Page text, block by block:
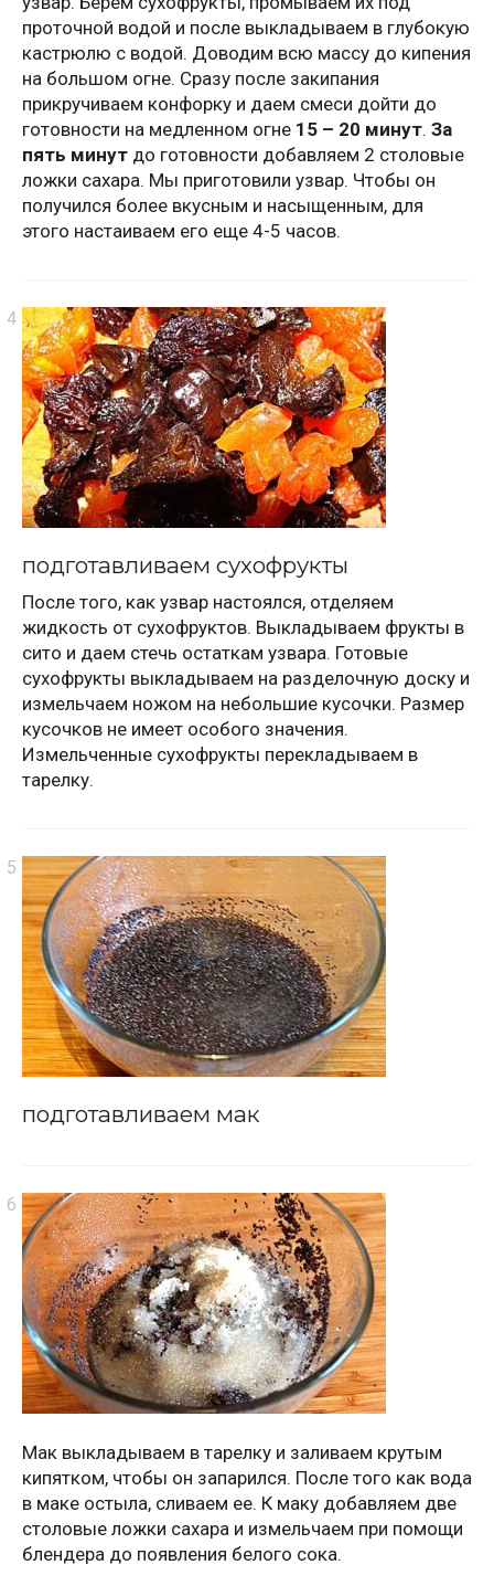
проточной водой и после выкладываем в глубокую
кастрюлю с водой. Доводим всю массу до кипения
на большом огне. Сразу после закипания
прикручиваем конфорку и даем смеси дойти до
готовности на медленном огне 15 – 20 минут. За
пять минут до готовности добавляем 2 столовые
ложки сахара. Мы приготовили узвар. Чтобы он
получился более вкусным и насыщенным, для
этого настаиваем его еще 4-5 часов.
подготавливаем сухофрукты
После того, как узвар настоялся, отделяем
жидкость от сухофруктов. Выкладываем фрукты в
сито и даем стечь остаткам узвара. Готовые
сухофрукты выкладываем на разделочную доску и
измельчаем ножом на небольшие кусочки. Размер
кусочков не имеет особого значения.
Измельченные сухофрукты перекладываем в
тарелку.
подготавливаем мак
Мак выкладываем в тарелку и заливаем крутым
кипятком, чтобы он запарился. После того как вода
в маке остыла, сливаем ее. К маку добавляем две
столовые ложки сахара и измельчаем при помощи
блендера до появления белого сока.